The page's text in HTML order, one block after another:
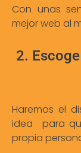
Con unas
mejor web al
2.
Haremos el
idea para
propia